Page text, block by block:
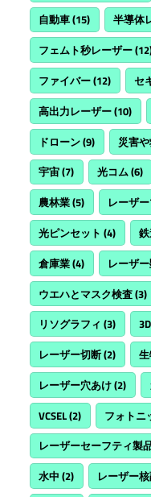
自動車(15) 半導体
フェムト秒レーザー
ファイバー(12) セ
高出力レーザー(10)
ドローン(9) 災害
宇宙(7) 光コム(6)
農林業(5) レーザ
光ピンセット (4)
倉庫業(4) レーザ
ウエハとマスク検査(3)
リソグラフィ (3)
レーザー切断(2)
レーザー穴あけ(2)
VCSEL(2) フォトニ
レーザーセーフティ製
水中 (2) レーザー